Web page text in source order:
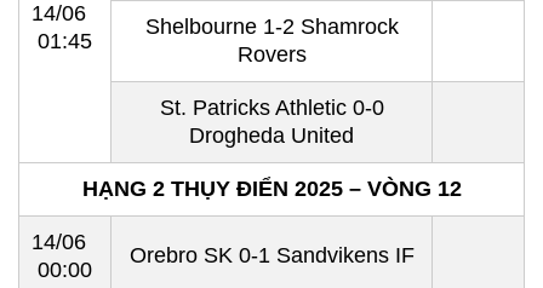
14/06
01:45
Shelbourne 1-2 Shamrock
Rovers
St. Patricks Athletic 0-0
Drogheda United
HẠNG 2 THỤY ĐIỂN 2025 – VÒNG 12
14/06
00:00
Orebro SK 0-1 Sandvikens IF